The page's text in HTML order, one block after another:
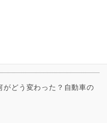
がどう変わった？自動車の